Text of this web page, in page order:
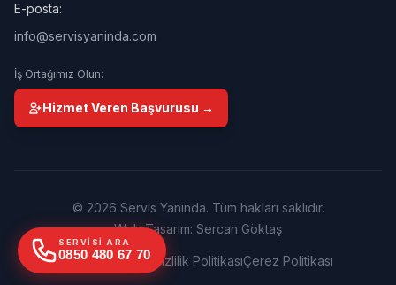
E-posta:
info@servisyaninda.com
İş Ortağımız Olun:
Hizmet Veren Başvurusu →
© 2026 Servis Yanında. Tüm hakları saklıdır.
Web Tasarım: Sercan Göktaş
Kullanım Şartları Gizlilik PolitikasıÇerez Politikası
SERVISI ARA
0850 480 67 70